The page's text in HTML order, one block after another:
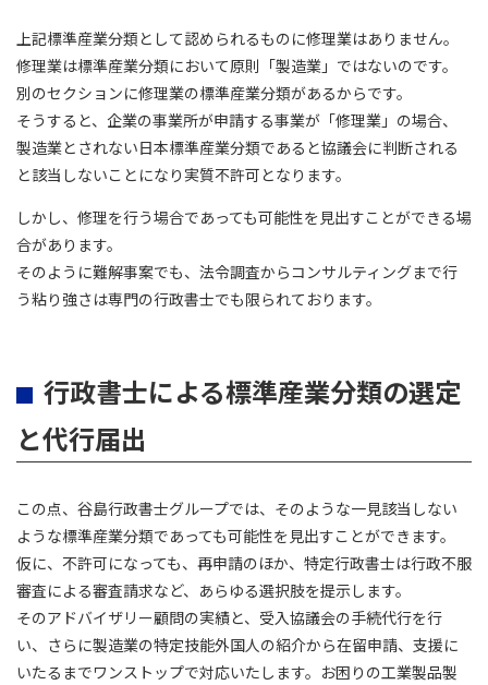
上記標準産業分類として認められるものに修理業はありません。
修理業は標準産業分類において原則「製造業」ではないのです。
別のセクションに修理業の標準産業分類があるからです。
そうすると、企業の事業所が申請する事業が「修理業」の場合、
製造業とされない日本標準産業分類であると協議会に判断される
と該当しないことになり実質不許可となります。
しかし、修理を行う場合であっても可能性を見出すことができる場
合があります。
そのように難解事案でも、法令調査からコンサルティングまで行
う粘り強さは専門の行政書士でも限られております。
行政書士による標準産業分類の選定
と代行届出
この点、谷島行政書士グループでは、そのような一見該当しない
ような標準産業分類であっても可能性を見出すことができます。
仮に、不許可になっても、再申請のほか、特定行政書士は行政不服
審査による審査請求など、あらゆる選択肢を提示します。
そのアドバイザリー顧問の実績と、受入協議会の手続代行を行
い、さらに製造業の特定技能外国人の紹介から在留申請、支援に
いたるまでワンストップで対応いたします。お困りの工業製品製